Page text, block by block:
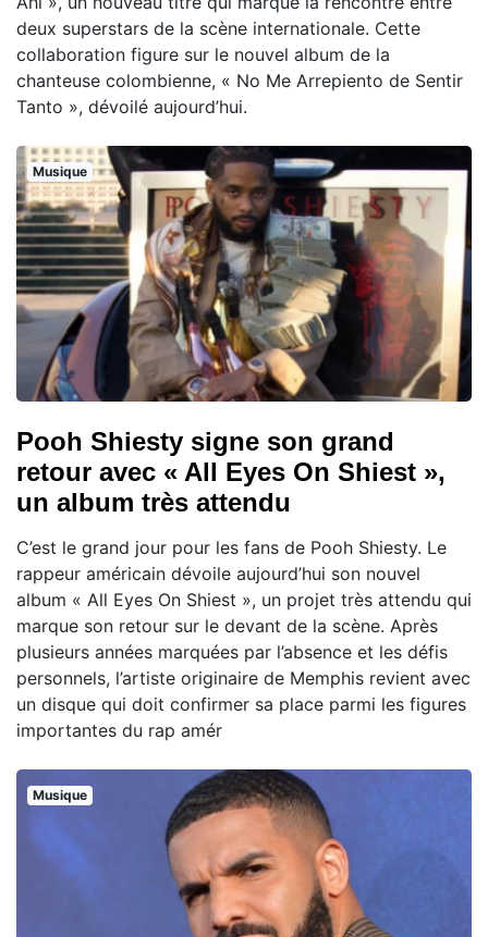
deux superstars de la scène internationale. Cette
collaboration figure sur le nouvel album de la
chanteuse colombienne, « No Me Arrepiento de Sentir
Tanto », dévoilé aujourd’hui.
Musique
Pooh Shiesty signe son grand
retour avec « All Eyes On Shiest »,
un album très attendu
C’est le grand jour pour les fans de Pooh Shiesty. Le
rappeur américain dévoile aujourd’hui son nouvel
album « All Eyes On Shiest », un projet très attendu qui
marque son retour sur le devant de la scène. Après
plusieurs années marquées par l’absence et les défis
personnels, l’artiste originaire de Memphis revient avec
un disque qui doit confirmer sa place parmi les figures
importantes du rap amér
Musique